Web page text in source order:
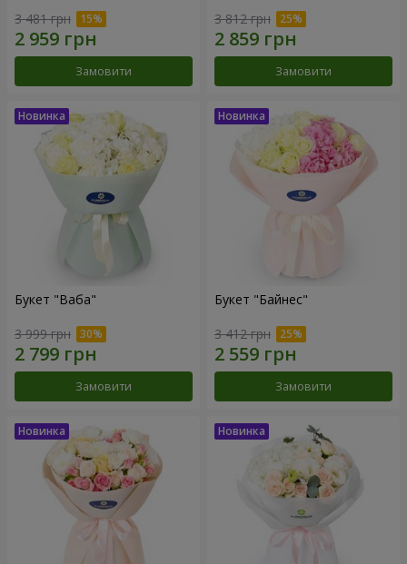
3 481 грн
Замовити
3 812 грн
Замовити
Букет "Ваба"
3 999 грн
Замовити
Букет "Байнес"
3 412 грн
Замовити